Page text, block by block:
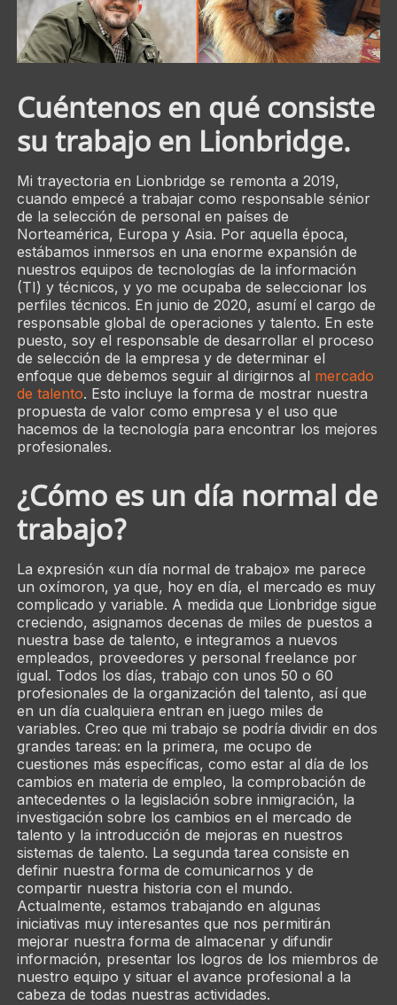
Cuéntenos en qué consiste
su trabajo en Lionbridge.
Mi trayectoria en Lionbridge se remonta a 2019,
cuando empecé a trabajar como responsable sénior
de la selección de personal en países de
Norteamérica, Europa y Asia. Por aquella época,
estábamos inmersos en una enorme expansión de
nuestros equipos de tecnologías de la información
(TI) y técnicos, y yo me ocupaba de seleccionar los
perfiles técnicos. En junio de 2020, asumí el cargo de
responsable global de operaciones y talento. En este
puesto, soy el responsable de desarrollar el proceso
de selección de la empresa y de determinar el
enfoque que debemos seguir al dirigirnos al mercado
de talento. Esto incluye la forma de mostrar nuestra
propuesta de valor como empresa y el uso que
hacemos de la tecnología para encontrar los mejores
profesionales.
¿Cómo es un día normal de
trabajo?
La expresión «un día normal de trabajo» me parece
un oxímoron, ya que, hoy en día, el mercado es muy
complicado y variable. A medida que Lionbridge sigue
creciendo, asignamos decenas de miles de puestos a
nuestra base de talento, e integramos a nuevos
empleados, proveedores y personal freelance por
igual. Todos los días, trabajo con unos 50 o 60
profesionales de la organización del talento, así que
en un día cualquiera entran en juego miles de
variables. Creo que mi trabajo se podría dividir en dos
grandes tareas: en la primera, me ocupo de
cuestiones más específicas, como estar al día de los
cambios en materia de empleo, la comprobación de
antecedentes o la legislación sobre inmigración, la
investigación sobre los cambios en el mercado de
talento y la introducción de mejoras en nuestros
sistemas de talento. La segunda tarea consiste en
definir nuestra forma de comunicarnos y de
compartir nuestra historia con el mundo.
Actualmente, estamos trabajando en algunas
iniciativas muy interesantes que nos permitirán
mejorar nuestra forma de almacenar y difundir
información, presentar los logros de los miembros de
nuestro equipo y situar el avance profesional a la
cabeza de todas nuestras actividades.